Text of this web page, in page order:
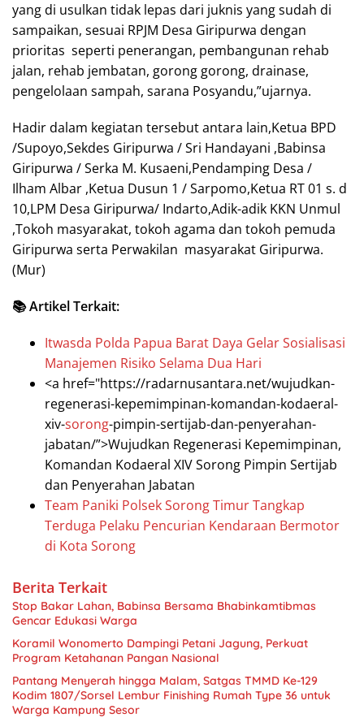
yang di usulkan tidak lepas dari juknis yang sudah di
sampaikan, sesuai RPJM Desa Giripurwa dengan
prioritas seperti penerangan, pembangunan rehab
jalan, rehab jembatan, gorong gorong, drainase,
pengelolaan sampah, sarana Posyandu,”ujarnya.
Hadir dalam kegiatan tersebut antara lain,Ketua BPD
/Supoyo,Sekdes Giripurwa / Sri Handayani ,Babinsa
Giripurwa / Serka M. Kusaeni,Pendamping Desa /
Ilham Albar ,Ketua Dusun 1 / Sarpomo,Ketua RT 01 s. d
10,LPM Desa Giripurwa/ Indarto,Adik-adik KKN Unmul
,Tokoh masyarakat, tokoh agama dan tokoh pemuda
Giripurwa serta Perwakilan masyarakat Giripurwa.
(Mur)
📚 Artikel Terkait:
Itwasda Polda Papua Barat Daya Gelar Sosialisasi
Manajemen Risiko Selama Dua Hari
<a href="https://radarnusantara.net/wujudkan-
regenerasi-kepemimpinan-komandan-kodaeral-
xiv-sorong-pimpin-sertijab-dan-penyerahan-
jabatan/”>Wujudkan Regenerasi Kepemimpinan,
Komandan Kodaeral XIV Sorong Pimpin Sertijab
dan Penyerahan Jabatan
Team Paniki Polsek Sorong Timur Tangkap
Terduga Pelaku Pencurian Kendaraan Bermotor
di Kota Sorong
Berita Terkait
Stop Bakar Lahan, Babinsa Bersama Bhabinkamtibmas
Gencar Edukasi Warga
Koramil Wonomerto Dampingi Petani Jagung, Perkuat
Program Ketahanan Pangan Nasional
Pantang Menyerah hingga Malam, Satgas TMMD Ke-129
Kodim 1807/Sorsel Lembur Finishing Rumah Type 36 untuk
Warga Kampung Sesor